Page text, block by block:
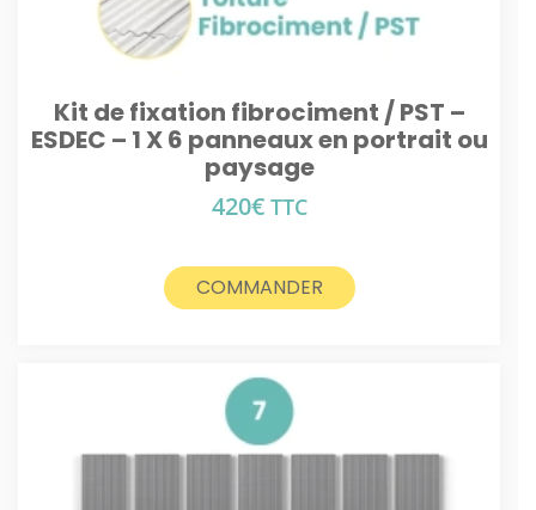
Kit de fixation fibrociment / PST –
ESDEC – 1 X 6 panneaux en portrait ou
paysage
420€TTC
COMMANDER